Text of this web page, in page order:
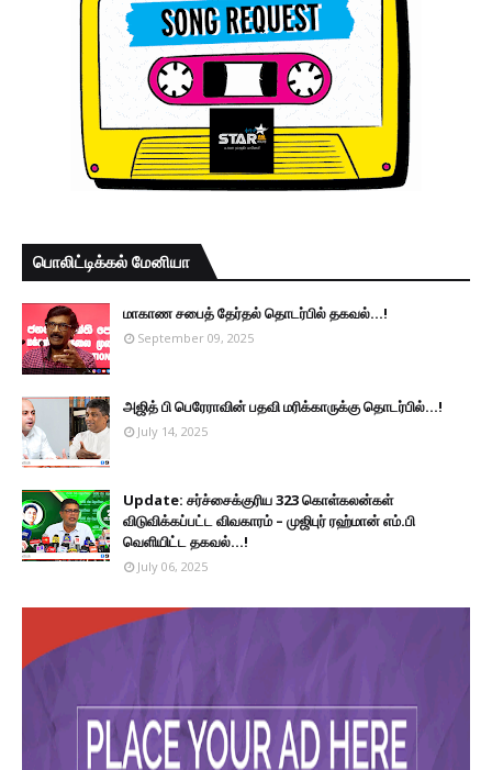
பொலிட்டிக்கல் மேனியா
மாகாண சபைத் தேர்தல் தொடர்பில் தகவல்...!
September 09, 2025
அஜித் பி பெரேராவின் பதவி மரிக்காருக்கு தொடர்பில்...!
July 14, 2025
Update: சர்ச்சைக்குரிய 323 கொள்கலன்கள்
விடுவிக்கப்பட்ட விவகாரம் – முஜிபுர் ரஹ்மான் எம்.பி
வெளியிட்ட தகவல்...!
July 06, 2025